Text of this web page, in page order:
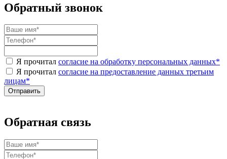
Обратный звонок
Я прочитал согласие на обработку персональных данных*
Я прочитал согласие на предоставление данных третьим
лицам*
Обратная связь